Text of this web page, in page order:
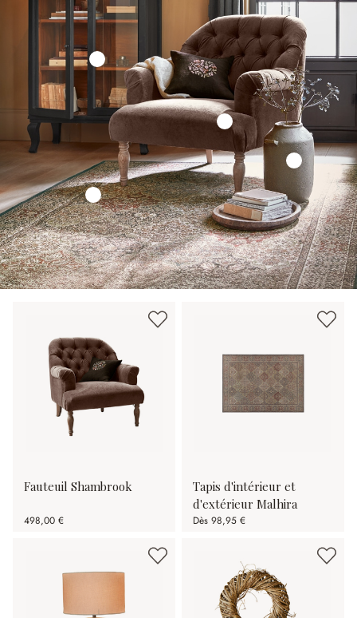
Fauteuil Shambrook
498,00 €
Tapis d'intérieur et
d'extérieur Malhira
Dès 98,95 €